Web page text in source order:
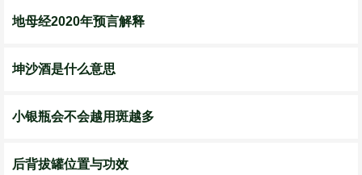
地母经2020年预言解释
坤沙酒是什么意思
小银瓶会不会越用斑越多
后背拔罐位置与功效